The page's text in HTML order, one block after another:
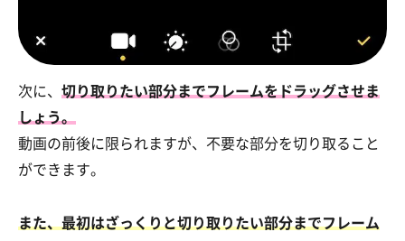
次に、 切り取りたい部分までフレームをドラッグさせま
しょう。
動画の前後に限られますが、不要な部分を切り取ること
ができます。
また、最初はざっくりと切り取りたい部分までフレーム